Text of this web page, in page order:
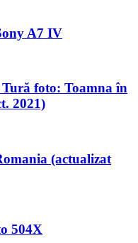
A7 IV
foto: Toamna în
2021)
(actualizat
504X